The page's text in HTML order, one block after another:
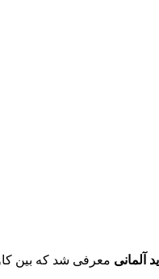
آلمانی معرفی شد که بین